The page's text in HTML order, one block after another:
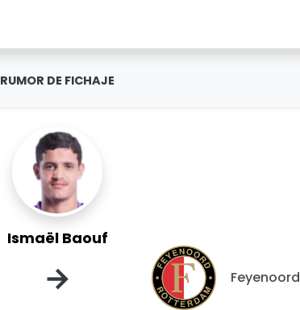
RUMOR DE FICHAJE
Ismaël Baouf
→ Feyenoord